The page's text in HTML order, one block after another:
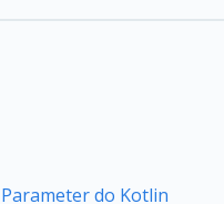
do Kotlin